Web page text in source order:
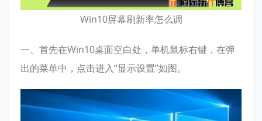
Win10屏幕刷新率怎么调
一、首先在Win10桌面空白处，单机鼠标右键，在弹
出的菜单中，点击进入“显示设置”如图。